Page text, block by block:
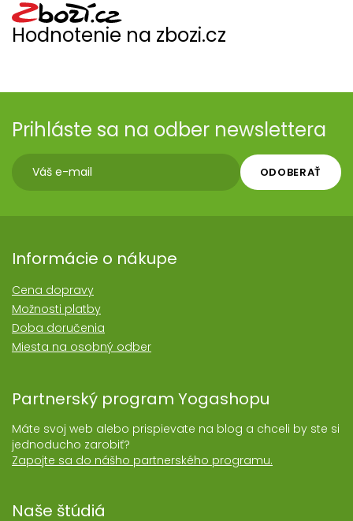
Hodnotenie na zbozi.cz
Prihláste sa na odber newslettera
ODOBERAŤ
Informácie o nákupe
Cena dopravy
Možnosti platby
Doba doručenia
Miesta na osobný odber
Partnerský program Yogashopu
Máte svoj web alebo prispievate na blog a chceli by ste si
jednoducho zarobiť?
Zapojte sa do nášho partnerského programu.
Naše štúdiá